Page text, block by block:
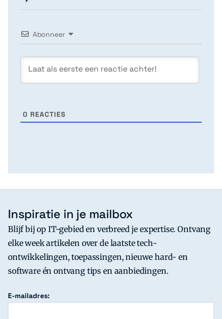
Abonneer
0 REACTIES
Inspiratie in je mailbox
Blijf bij op IT-gebied en verbreed je expertise. Ontvang
elke week artikelen over de laatste tech-
ontwikkelingen, toepassingen, nieuwe hard- en
software én ontvang tips en aanbiedingen.
E-mailadres: